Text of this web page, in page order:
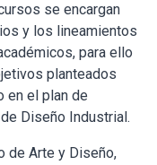
se encargan
y los lineamientos
para ello
planteados
en el plan de
Diseño Industrial.
de Arte y Diseño,